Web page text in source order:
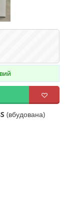
(вбудована)